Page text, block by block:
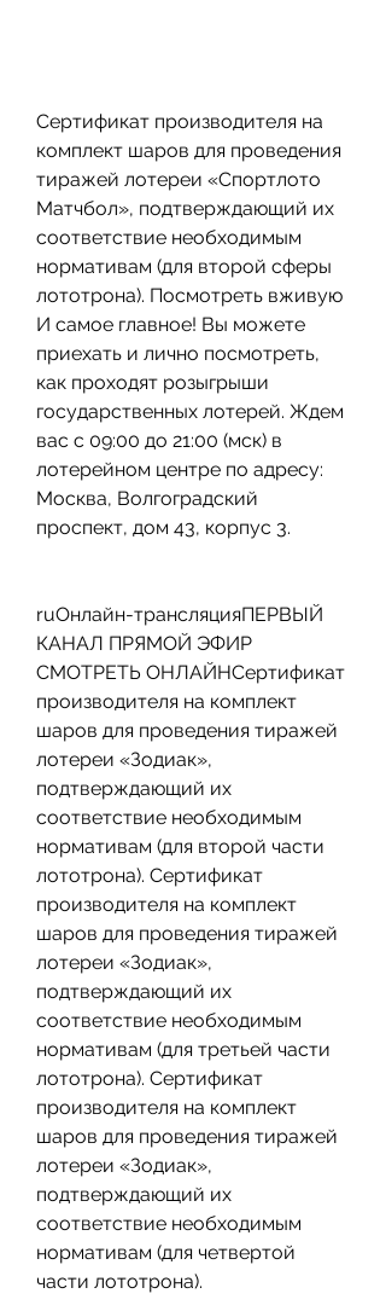
Сертификат производителя на
комплект шаров для проведения
тиражей лотереи «Спортлото
Матчбол», подтверждающий их
соответствие необходимым
нормативам (для второй сферы
лототрона). Посмотреть вживую
И самое главное! Вы можете
приехать и лично посмотреть,
как проходят розыгрыши
государственных лотерей. Ждем
вас с 09:00 до 21:00 (мск) в
лотерейном центре по адресу:
Москва, Волгоградский
проспект, дом 43, корпус 3.
ruОнлайн-трансляцияПЕРВЫЙ
КАНАЛ ПРЯМОЙ ЭФИР
СМОТРЕТЬ ОНЛАЙНСертификат
производителя на комплект
шаров для проведения тиражей
лотереи «Зодиак»,
подтверждающий их
соответствие необходимым
нормативам (для второй части
лототрона). Сертификат
производителя на комплект
шаров для проведения тиражей
лотереи «Зодиак»,
подтверждающий их
соответствие необходимым
нормативам (для третьей части
лототрона). Сертификат
производителя на комплект
шаров для проведения тиражей
лотереи «Зодиак»,
подтверждающий их
соответствие необходимым
нормативам (для четвертой
части лототрона).